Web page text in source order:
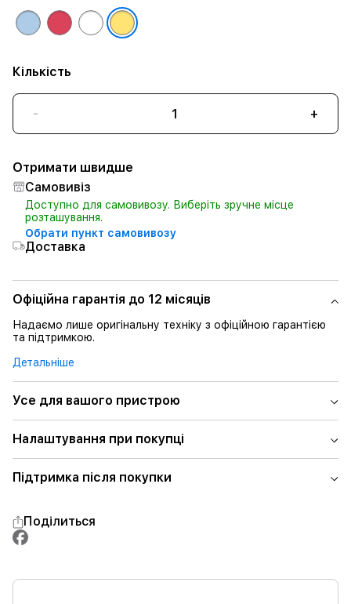
Кількість
- +
Отримати швидше
Самовивіз
Доступно для самовивозу. Виберіть зручне місце
розташування.
Обрати пункт самовивозу
Доставка
Офіційна гарантія до 12 місяців
Надаємо лише оригінальну техніку з офіційною гарантією
та підтримкою.
Детальніше
Усе для вашого пристрою
Налаштування при покупці
Підтримка після покупки
Поділиться